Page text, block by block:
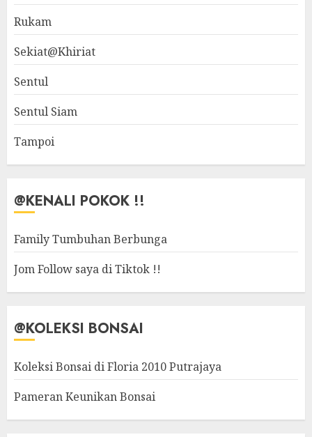
Rukam
Sekiat@Khiriat
Sentul
Sentul Siam
Tampoi
@KENALI POKOK !!
Family Tumbuhan Berbunga
Jom Follow saya di Tiktok !!
@KOLEKSI BONSAI
Koleksi Bonsai di Floria 2010 Putrajaya
Pameran Keunikan Bonsai